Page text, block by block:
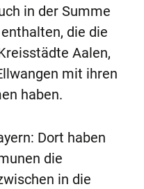
in der Summe
die die
Aalen,
mit ihren
haben.
Dort haben
die
in die